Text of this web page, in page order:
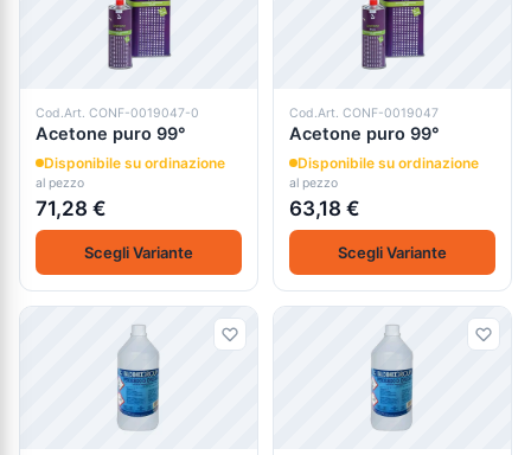
Cod.Art. CONF-0019047-0
Acetone puro 99°
Disponibile su ordinazione
al pezzo
71,28 €
Scegli Variante
Cod.Art. CONF-0019047
Acetone puro 99°
Disponibile su ordinazione
al pezzo
63,18 €
Scegli Variante